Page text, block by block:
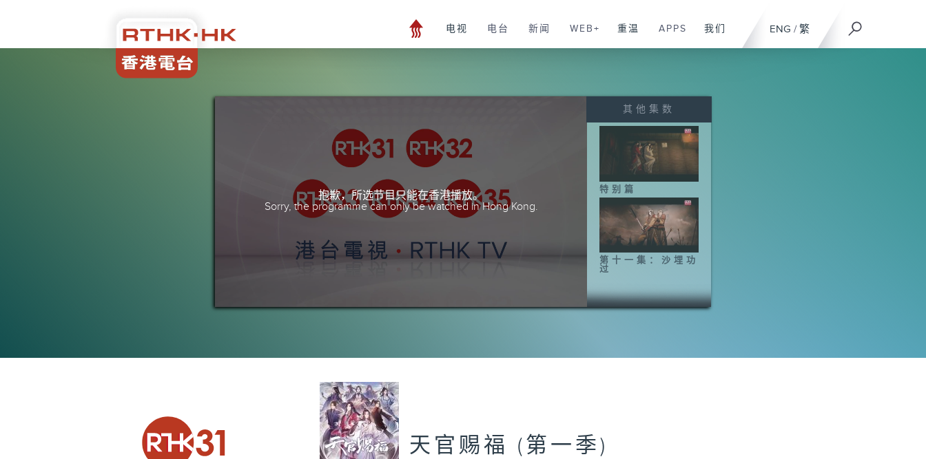
ENG / 繁
电视 电台 新闻 WEB+ 重温 APPS 我们
抱歉，所选节目只能在香港播放。
Sorry, the programme can only be watched in Hong Kong.
其他集数
特别篇
第十一集：沙埋功
过
天官赐福 (第一季)